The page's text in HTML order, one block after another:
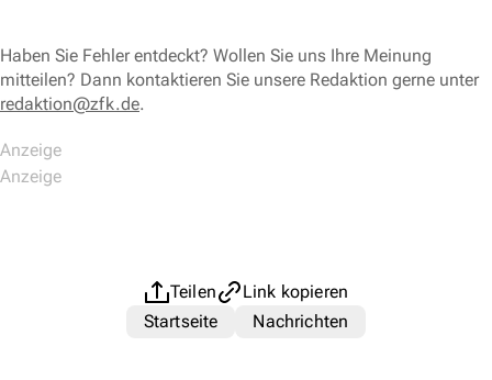
Haben Sie Fehler entdeckt? Wollen Sie uns Ihre Meinung
mitteilen? Dann kontaktieren Sie unsere Redaktion gerne unter
redaktion@zfk.de.
Teilen
Link kopieren
Startseite
Nachrichten